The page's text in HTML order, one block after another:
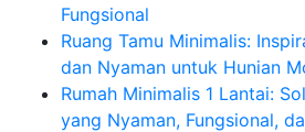
Fungsional
Ruang Tamu Minimalis:
dan Nyaman untuk Hunian
Rumah Minimalis 1 Lantai:
yang Nyaman, Fungsional,